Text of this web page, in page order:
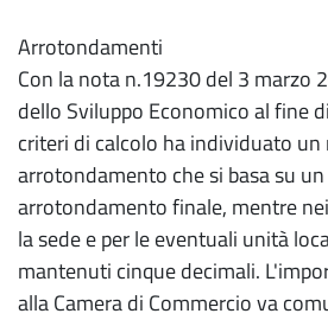
Arrotondamenti
Con la nota n.19230 del 3 marzo
dello Sviluppo Economico al fine
criteri di calcolo ha individuato
arrotondamento che si basa su
arrotondamento finale, mentre
la sede e per le eventuali unità
mantenuti cinque decimali.
alla Camera di Commercio va